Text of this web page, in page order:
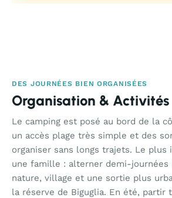
DES JOURNÉES BIEN ORGANISÉES
Organisation & Activités
Le camping est posé au bord de la
un accès plage très simple et des
organiser sans longs trajets. Le plus
une famille : alterner demi-journées
nature, village et une sortie plus
la réserve de Biguglia. En été, partir